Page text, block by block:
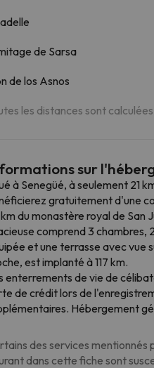
de Sarsa
de los Asnos
les distances sont
sur
à Senegüé, à seulement 21
gratuitement d'une
du monastère royal de San
comprend 3 chambres,
et une terrasse avec vue
est implanté à 117 km.
enterrements de vie de
de crédit lors de
Hébergement
des services
dans cette fiche sont